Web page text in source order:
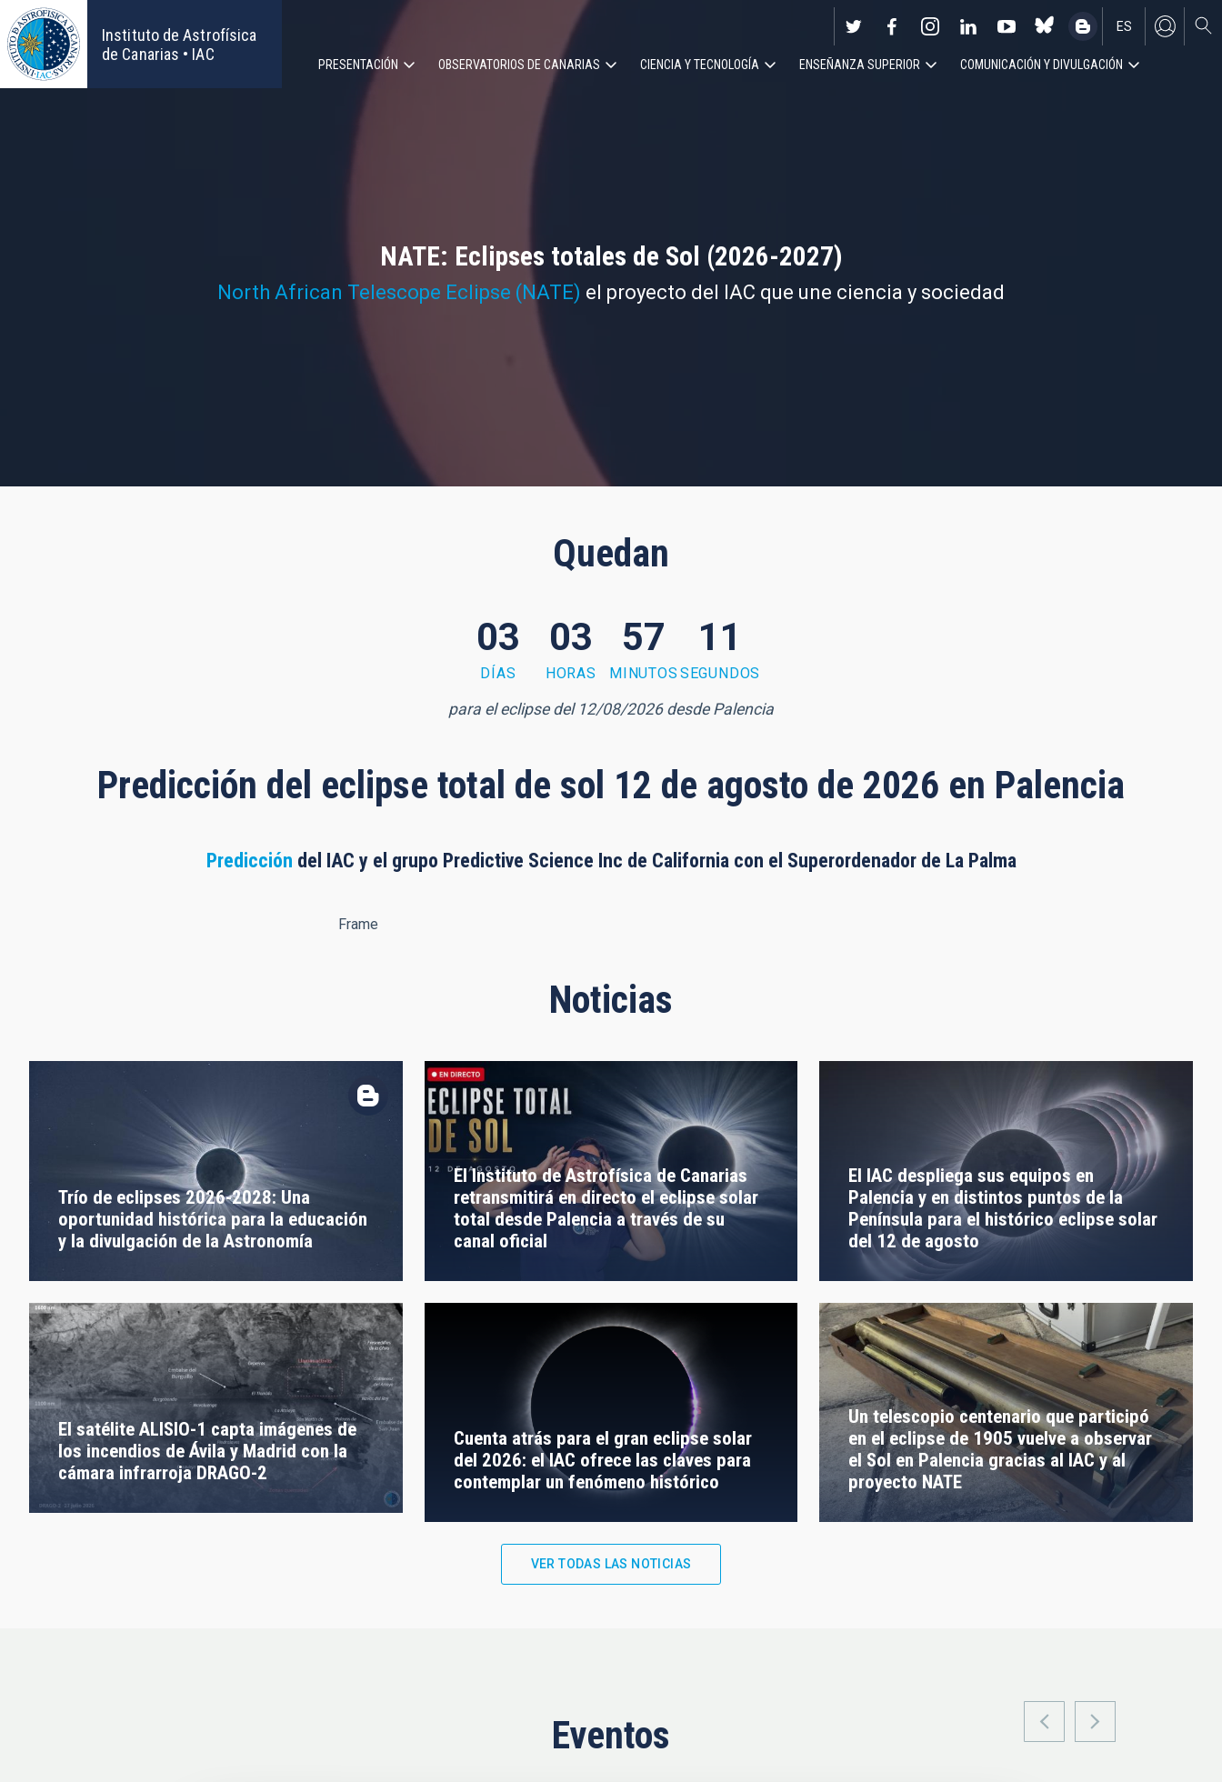
Pasar
al
contenido
principal
Instituto de Astrofísica
de Canarias • IAC
EN
ES
Navegación
principal
PRESENTACIÓN OBSERVATORIOS DE CANARIAS CIENCIA Y TECNOLOGÍA ENSEÑANZA SUPERIOR COMUNICACIÓN Y DIVULGACIÓN
NATE: Eclipses totales de Sol (2026-2027)
North African Telescope Eclipse (NATE) el proyecto del IAC que une ciencia y sociedad
Quedan
03
DÍAS
03
HORAS
57
MINUTOS
10
SEGUNDOS
para el eclipse del 12/08/2026 desde Palencia
Predicción del eclipse total de sol 12 de agosto de 2026 en Palencia
Predicción del IAC y el grupo Predictive Science Inc de California con el Superordenador de La Palma
Frame
Noticias
Trío de eclipses 2026-2028: Una
oportunidad histórica para la educación
y la divulgación de la Astronomía
El Instituto de Astrofísica de Canarias
retransmitirá en directo el eclipse solar
total desde Palencia a través de su
canal oficial
El IAC despliega sus equipos en
Palencia y en distintos puntos de la
Península para el histórico eclipse solar
del 12 de agosto
El satélite ALISIO-1 capta imágenes de
los incendios de Ávila y Madrid con la
cámara infrarroja DRAGO-2
Cuenta atrás para el gran eclipse solar
del 2026: el IAC ofrece las claves para
contemplar un fenómeno histórico
Un telescopio centenario que participó
en el eclipse de 1905 vuelve a observar
el Sol en Palencia gracias al IAC y al
proyecto NATE
VER TODAS LAS NOTICIAS
Eventos